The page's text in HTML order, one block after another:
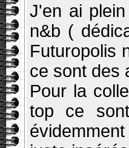
J'en ai
n&b (
Futuropolis
ce sont des
Pour la
top ce